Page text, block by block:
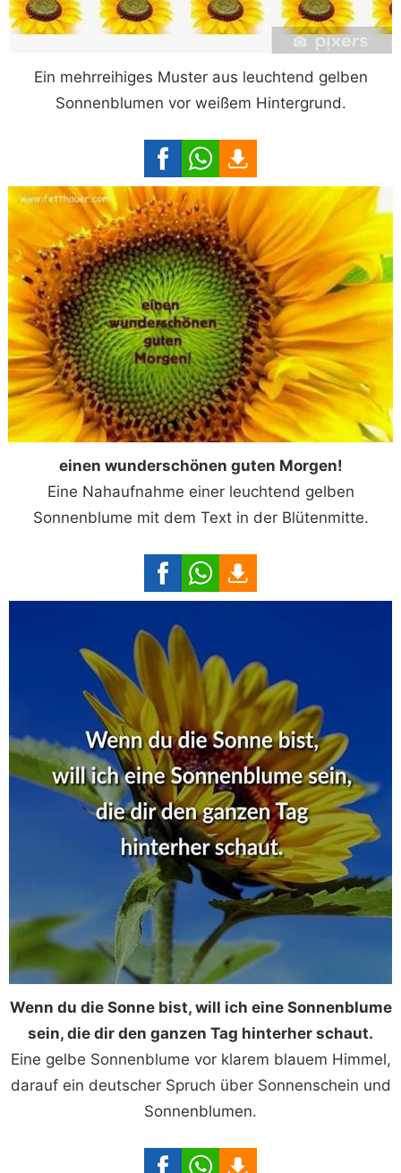
Ein mehrreihiges Muster aus leuchtend gelben
Sonnenblumen vor weißem Hintergrund.
einen wunderschönen guten Morgen!
Eine Nahaufnahme einer leuchtend gelben
Sonnenblume mit dem Text in der Blütenmitte.
Wenn du die Sonne bist, will ich eine Sonnenblume
sein, die dir den ganzen Tag hinterher schaut.
Eine gelbe Sonnenblume vor klarem blauem Himmel,
darauf ein deutscher Spruch über Sonnenschein und
Sonnenblumen.